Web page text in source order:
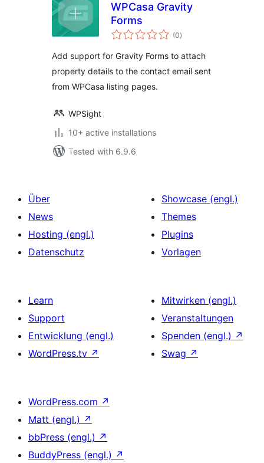
WPCasa Gravity
Forms
(0total
ratings
)
Add support for Gravity Forms to attach
property details to the contact email sent
from WPCasa listing pages.
WPSight
10+ active installations
Tested with 6.9.6
Über
News
Hosting (engl.)
Datenschutz
Showcase (engl.)
Themes
Plugins
Vorlagen
Learn
Support
Entwicklung (engl.)
WordPress.tv ↗
Mitwirken (engl.)
Veranstaltungen
Spenden (engl.) ↗
Swag ↗
WordPress.com ↗
Matt (engl.) ↗
bbPress (engl.) ↗
BuddyPress (engl.) ↗